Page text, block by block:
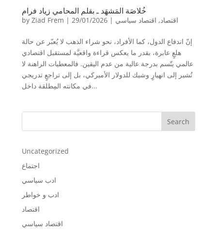
خُلاصَة المَشهَد ـ بقلم المحامي زياد فرام
by Ziad Frem | 29/01/2026| اقتصاد, اقتصاد سياسي
إنّ اندفاع الدول، كما الأفراد، نحو شراء الذهب لا يُعبّر عن حالة
هلعٍ عابرة، بقدر ما يعكس قراءة واقعيَّة لمستقبل اقتصادي
عالمي يتّسم بدرجة عالية من عدم اليقين. فالمعطيات الراهنة لا
تُشير إلى انهيارٍ وشيك للدولار الأميركي، بل إلى تراجعٍ تدريجي
في مكانته المِطلقة داخل...
Search
Uncategorized
اجتماع
ادب سياسي
ادب و خواطر
اقتصاد
اقتصاد سياسي